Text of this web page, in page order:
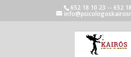
652 18 10 23 -- 652